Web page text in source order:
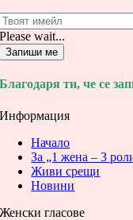
Please wait...
Запиши ме
Благодаря ти, че се
Информация
Начало
За „1 жена – 3
Живи срещи
Новини
Женски гласове